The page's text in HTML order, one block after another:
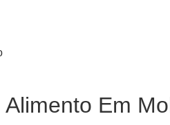
Alimento Em